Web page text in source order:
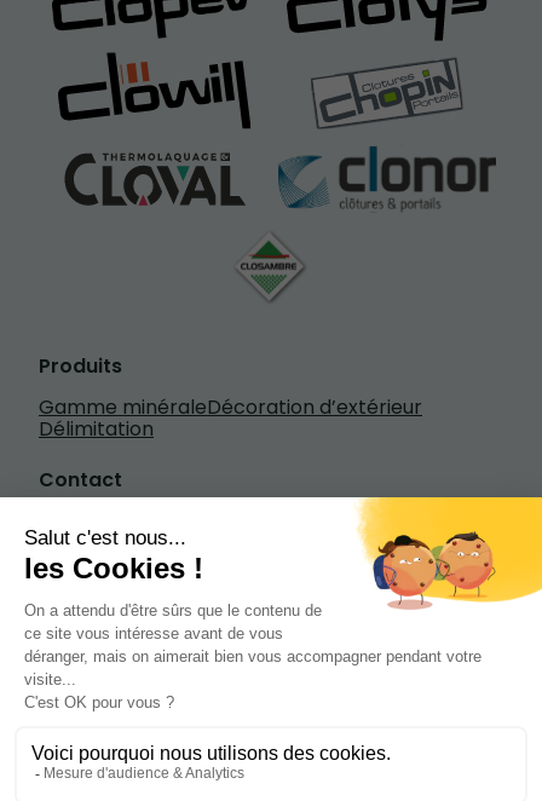
Produits
Gamme minéraleDécoration d’extérieur
Délimitation
Contact
Écrivez-nous
+33 3 20 84 79 84
1601 rue Henry Fievet, 59310 Beuvry-la-
de 7h à 18h30 du lundi au vendredi de 8h à
13h le samedi
Mentions légales